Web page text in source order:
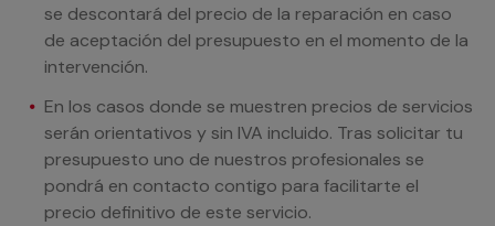
se descontará del precio de la reparación en caso
de aceptación del presupuesto en el momento de la
intervención.
En los casos donde se muestren precios de servicios
serán orientativos y sin IVA incluido. Tras solicitar tu
presupuesto uno de nuestros profesionales se
pondrá en contacto contigo para facilitarte el
precio definitivo de este servicio.